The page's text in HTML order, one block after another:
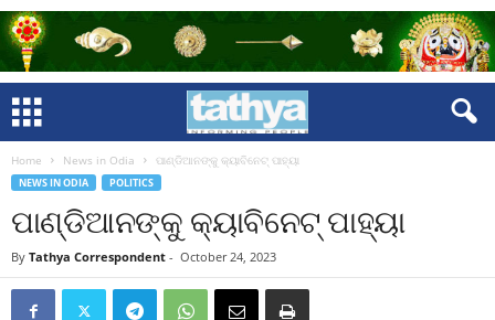
Home News in Odia ପାଣ୍ଡିଆନଙ୍କୁ କ୍ୟାବିନେଟ୍‍ ପାହ୍ୟା
NEWS IN ODIA POLITICS
ପାଣ୍ଡିଆନଙ୍କୁ କ୍ୟାବିନେଟ୍‍ ପାହ୍ୟା
By Tathya Correspondent - October 24, 2023